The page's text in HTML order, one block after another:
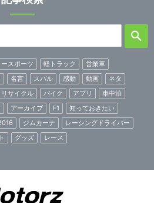
スポーツ 軽トラック
営業車
名言 スバル 感動 動画
ネタ
リサイクル バイク アプリ
車中泊
アーカイブ F1
知っておきたい
ジムカーナ
レーシングドライバー
グッズ レース